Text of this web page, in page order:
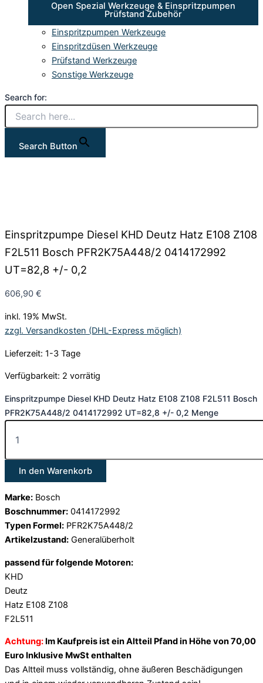
Open Spezial Werkzeuge & Einspritzpumpen
Prüfstand Zubehör
Einspritzpumpen Werkzeuge
Einspritzdüsen Werkzeuge
Prüfstand Werkzeuge
Sonstige Werkzeuge
Search for:
Search Button
Einspritzpumpe Diesel KHD Deutz Hatz E108 Z108
F2L511 Bosch PFR2K75A448/2 0414172992
UT=82,8 +/- 0,2
606,90 €
inkl. 19% MwSt.
zzgl. Versandkosten (DHL-Express möglich)
Lieferzeit: 1-3 Tage
Verfügbarkeit: 2 vorrätig
Einspritzpumpe Diesel KHD Deutz Hatz E108 Z108 F2L511 Bosch
PFR2K75A448/2 0414172992 UT=82,8 +/- 0,2 Menge
In den Warenkorb
Marke: Bosch
Boschnummer: 0414172992
Typen Formel: PFR2K75A448/2
Artikelzustand: Generalüberholt
passend für folgende Motoren:
KHD
Deutz
Hatz E108 Z108
F2L511
Achtung: Im Kaufpreis ist ein Altteil Pfand in Höhe von 70,00
Euro Inklusive MwSt enthalten
Das Altteil muss vollständig, ohne äußeren Beschädigungen